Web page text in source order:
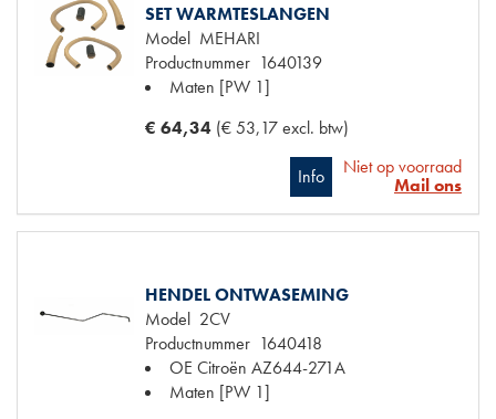
SET WARMTESLANGEN
Model MEHARI
Productnummer 1640139
Maten [PW 1]
€ 64,34 (€ 53,17 excl. btw)
Info
Niet op voorraad
Mail ons
HENDEL ONTWASEMING
Model 2CV
Productnummer 1640418
OE Citroën AZ644-271A
Maten [PW 1]